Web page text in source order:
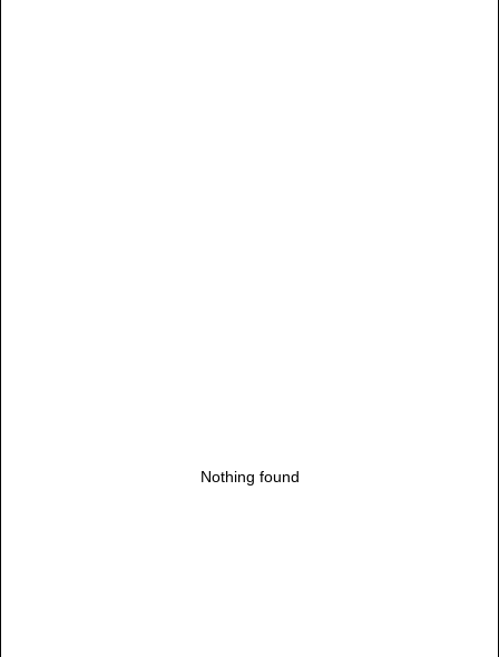
Nothing found